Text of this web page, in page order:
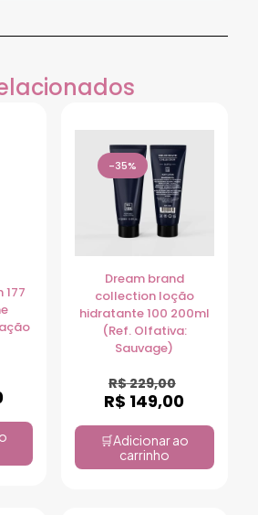
-35%
Dream brand
collection loção
hidratante 100 200ml
(Ref. Olfativa:
Sauvage)
R$229,00
R$ 149,00
Adicionar ao
carrinho